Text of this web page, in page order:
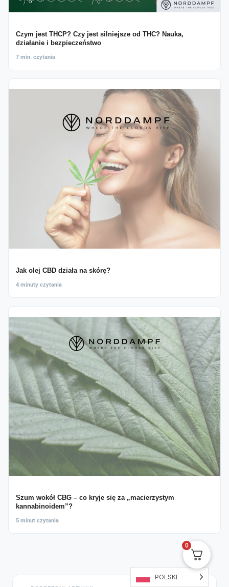
Czym jest THCP? Czy jest silniejsze od THC? Nauka,
działanie i bezpieczeństwo
7 min. czytania
Jak olej CBD działa na skórę?
4 minuty czytania
Szum wokół CBG – co kryje się za „macierzystym
kannabinoidem”?
5 minut czytania
0
POLSKI